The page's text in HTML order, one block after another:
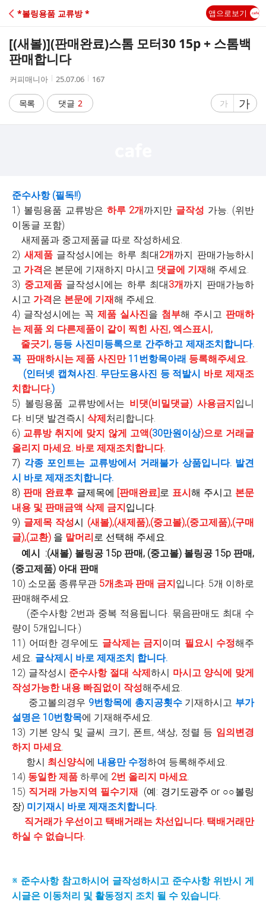
C
A
*볼링용품 교류방 * 앱으로보기
[(새볼)](판매완료)스톰 모터30 15p + 스톰백
판매합니다
작
자
커피매니아
작
시
간
25.07.06
조
수
167
목록 댓글 2
글
가
글
자
가
준수사항 (필독!!)
1) 볼링용품 교류방은 하루 2개까지만 글작성 가능. (위반
이동글 포함)
새제품과 중고제품글 따로 작성하세요.
2) 새제품글작성시에는 하루 최대2개까지 판매가능하시
고 가격은 본문에 기재하지 마시고 댓글에 기재해 주세요.
3) 중고제품글작성시에는 하루 최대3개까지 판매가능하
시고 가격은 본문에 기재해 주세요.
4) 글작성시에는 꼭 제품 실사진을 첨부해 주시고 판매하
는 제품 외 다른제품이 같이 찍힌 사진, 엑스표시,
줄긋기, 등등 사진미등록으로 간주하고 제재조치합니다.
꼭 판매하시는 제품 사진만 11번항목아래 등록해주세요.
(인터넷 캡쳐사진. 무단도용사진 등 적발시 바로 제재조
치합니다.)
5) 볼링용품 교류방에서는 비댓(비밀댓글) 사용금지입니
다. 비댓 발견즉시 삭제처리합니다.
6) 교류방 취지에 맞지 않게 고액(30만원이상)으로 거래글
올리지 마세요. 바로 제재조치합니다.
7) 각종 포인트는 교류방에서 거래불가 상품입니다. 발견
시 바로 제재조치합니다.
8) 판매 완료후글제목에 [판매완료]로 표시해 주시고 본문
내용 및 판매금액 삭제 금지입니다.
9) 글제목 작성시 (새볼),(새제품),(중고볼),(중고제품),(구매
글),(교환) 을 말머리로 선택해 주세요.
예시 :(새볼) 볼링공 15p 판매, (중고볼) 볼링공 15p 판매,
(중고제품) 아대 판매
10) 소모품 종류무관 5개초과 판매 금지입니다. 5개 이하로
판매해주세요.
(준수사항 2번과 중복 적용됩니다. 묶음판매도 최대 수
량이 5개입니다.)
11) 어떠한 경우에도 글삭제는 금지이며 필요시 수정해주
세요. 글삭제시 바로 제재조치 합니다.
12) 글작성시 준수사항 절대 삭제하시 마시고 양식에 맞게
작성가능한 내용 빠짐없이 작성해주세요.
중고볼의경우 9번항목에 총지공횟수기재하시고 부가
설명은 10번항목에 기재해주세요.
13) 기본 양식 및 글씨 크기, 폰트, 색상, 정렬 등 임의변경
하지 마세요.
항시 최신양식에 내용만 수정하여 등록해주세요.
14) 동일한 제품 하루에 2번 올리지 마세요.
15) 직거래 가능지역 필수기재 (예: 경기도광주 or ○○볼링
장) 미기재시 바로 제재조치합니다.
직거래가 우선이고 택배거래는 차선입니다. 택배거래만
하실 수 없습니다.
※ 준수사항 참고하시어 글작성하시고 준수사항 위반시 게
시글은 이동처리 및 활동정지 조치 될 수 있습니다.